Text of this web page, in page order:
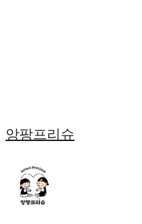
앙팡프리슈